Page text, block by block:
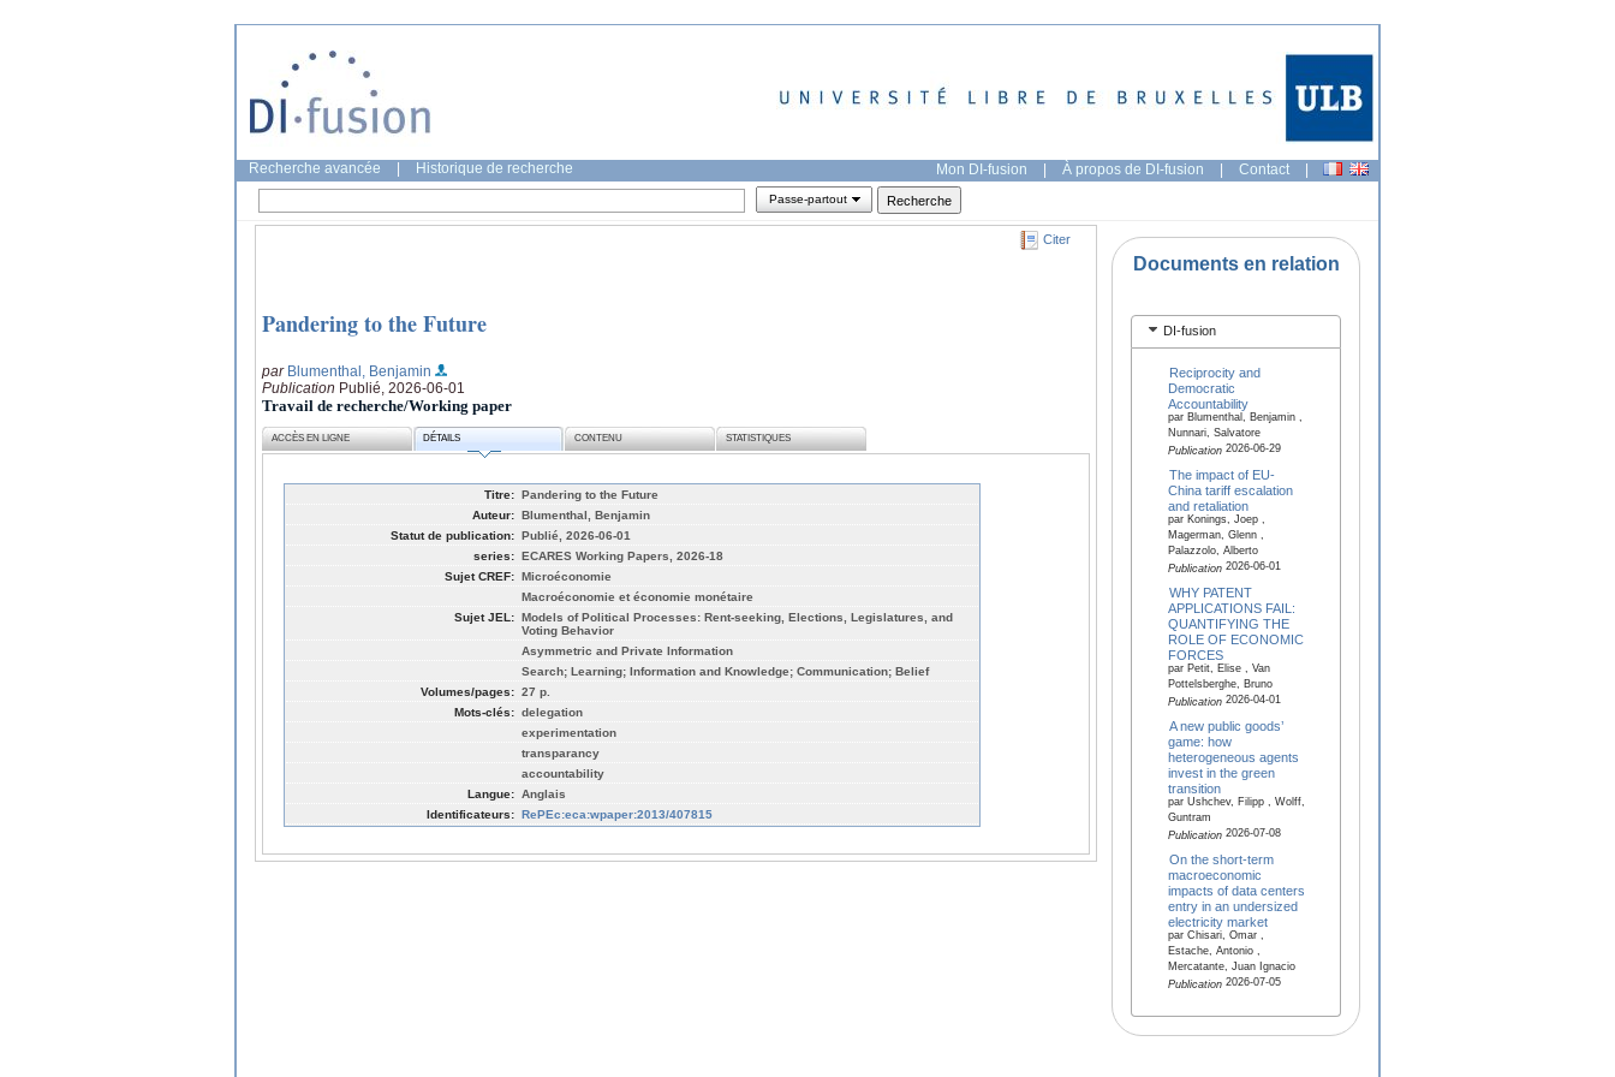
Recherche avancée Historique de recherche Mon DI-fusion | À propos de DI-fusion | Contact |
Passe-partout
Citer
Pandering to the Future
par Blumenthal, Benjamin
Publication Publié, 2026-06-01
Travail de recherche/Working paper
ACCÈS EN LIGNE DÉTAILS CONTENU STATISTIQUES
Titre: Pandering to the Future
Auteur: Blumenthal, Benjamin
Statut de publication: Publié, 2026-06-01
series: ECARES Working Papers, 2026-18
Sujet CREF: Microéconomie
Macroéconomie et économie monétaire
Sujet JEL: Models of Political Processes: Rent-seeking, Elections, Legislatures, and
Voting Behavior
Asymmetric and Private Information
Search; Learning; Information and Knowledge; Communication; Belief
Volumes/pages: 27 p.
Mots-clés: delegation
experimentation
transparancy
accountability
Langue: Anglais
Identificateurs: RePEc:eca:wpaper:2013/407815
Documents en relation
DI-fusion
Reciprocity and
Democratic
Accountability
par Blumenthal, Benjamin ,
Nunnari, Salvatore
Publication2026-06-29
The impact of EU-
China tariff escalation
and retaliation
par Konings, Joep ,
Magerman, Glenn ,
Palazzolo, Alberto
Publication2026-06-01
WHY PATENT
APPLICATIONS FAIL:
QUANTIFYING THE
ROLE OF ECONOMIC
FORCES
par Petit, Elise , Van
Pottelsberghe, Bruno
Publication2026-04-01
A new public goods’
game: how
heterogeneous agents
invest in the green
transition
par Ushchev, Filipp , Wolff,
Guntram
Publication2026-07-08
On the short-term
macroeconomic
impacts of data centers
entry in an undersized
electricity market
par Chisari, Omar ,
Estache, Antonio ,
Mercatante, Juan Ignacio
Publication2026-07-05